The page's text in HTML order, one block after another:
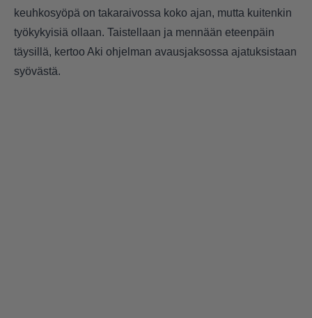
keuhkosyöpä on takaraivossa koko ajan, mutta kuitenkin
työkykyisiä ollaan. Taistellaan ja mennään eteenpäin
täysillä, kertoo Aki ohjelman avausjaksossa ajatuksistaan
syövästä.